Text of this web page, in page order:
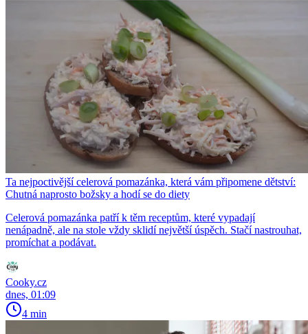
Ta nejpoctivější celerová pomazánka, která vám připomene dětství:
Chutná naprosto božsky a hodí se do diety
Celerová pomazánka patří k těm receptům, které vypadají
nenápadně, ale na stole vždy sklidí největší úspěch. Stačí nastrouhat,
promíchat a podávat.
Cooky.cz
dnes, 01:09
4 min